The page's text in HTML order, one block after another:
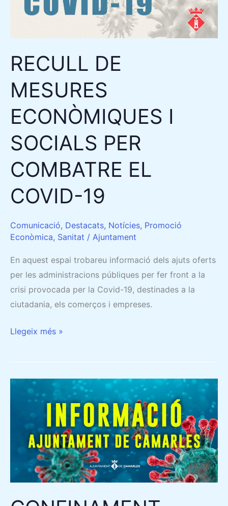
RECULL DE
MESURES
ECONÒMIQUES I
SOCIALS PER
COMBATRE EL
COVID-19
Comunicació, Destacats, Notícies, Promoció
Econòmica, Sanitat / Ajuntament
En aquest espai trobareu informació dels ajuts oferts
per les administracions públiques per fer front a la
crisi provocada per la Covid-19, destinades a la
ciutadania, els comerços i empreses.
SOCIALS
COVID-
Llegeix més »
CONFINAMENT
PERIMETRAL
NOVES
RESTRICCIONS
LA
19